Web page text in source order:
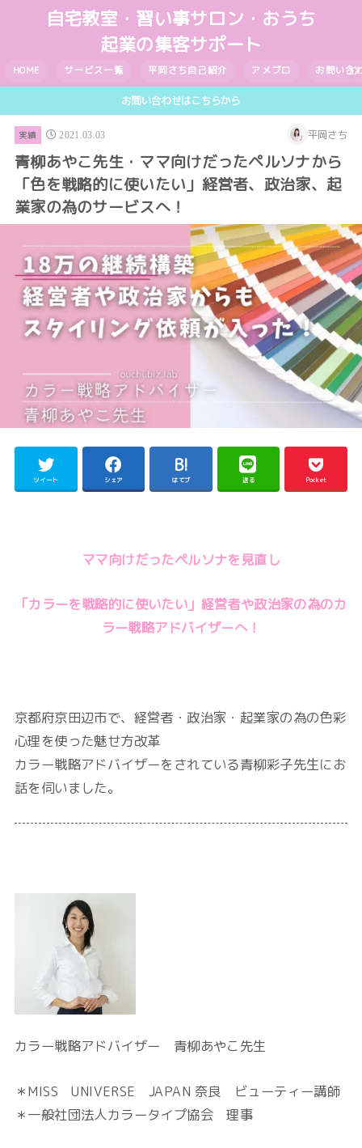
自宅教室・習い事サロン・おうち
起業の集客サポート
HOME サービス一覧 平岡さち自己紹介 アメブロ お問い合
お問い合わせはこちらから
実績 2021.03.03 平岡さち
青柳あやこ先生・ママ向けだったペルソナから
「色を戦略的に使いたい」経営者、政治家、起
業家の為のサービスへ！
ツイート シェア はてブ 送る Pocket
ママ向けだったペルソナを見直し
「カラーを戦略的に使いたい」経営者や政治家の為のカ
ラー戦略アドバイザーへ！
京都府京田辺市で、経営者・政治家・起業家の為の色彩
心理を使った魅せ方改革
カラー戦略アドバイザーをされている青柳彩子先生にお
話を伺いました。
カラー戦略アドバイザー 青柳あやこ先生
＊MISS UNIVERSE JAPAN 奈良 ビューティー講師
＊一般社団法人カラータイプ協会 理事